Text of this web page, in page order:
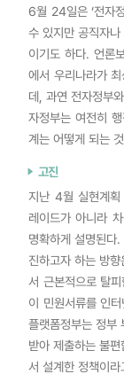
6월 24일은 ‘전자
수 있지만 공직자
이기도 하다. 언론
에서 우리나라가
데, 과연 전자정부
자정부는 여전히
계는 어떻게 되는
고진
지난 4월 실현계획
레이드가 아니라
명확하게 설명된다
진하고자 하는 방
서 근본적으로 탈
이 민원서류를 인
플랫폼정부는 정부
받아 제출하는 불
서 설계한 정책이